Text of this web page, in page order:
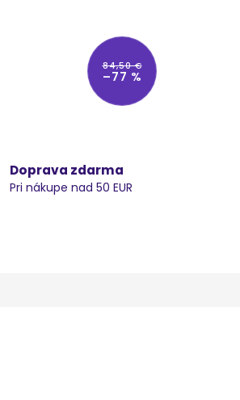
84,50 €
–77 %
Doprava zdarma
Pri nákupe nad 50 EUR